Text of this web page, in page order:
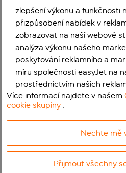
zlepšení výkonu a funkčnosti
přizpůsobení nabídek v
zobrazovat na naší webové
analýza výkonu našeho
poskytování reklamního a
míru společnosti easyJet na
prostřednictvím našich
Více informací najdete v našem
cookie skupiny .
Nechte mě
Přijmout všechny